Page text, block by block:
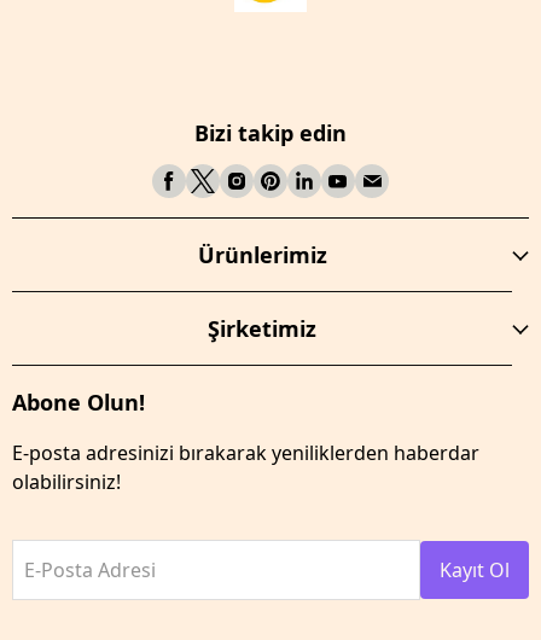
Bizi takip edin
Ürünlerimiz
Şirketimiz
Abone Olun!
E-posta adresinizi bırakarak yeniliklerden haberdar
olabilirsiniz!
E-Posta Adresi Kayıt Ol